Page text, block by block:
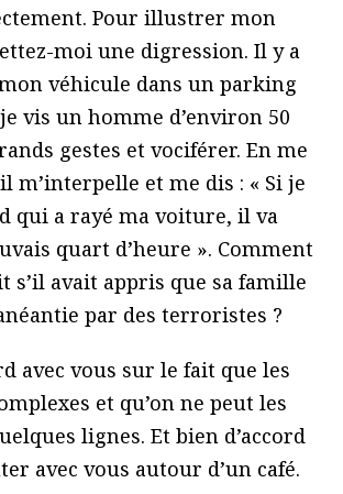
Pour illustrer mon
moi une digression. Il y a
véhicule dans un parking
vis un homme d’environ 50
gestes et vociférer. En me
m’interpelle et me dis : « Si je
qui a rayé ma voiture, il va
quart d’heure ». Comment
s’il avait appris que sa famille
par des terroristes ?
avec vous sur le fait que les
et qu’on ne peut les
lignes. Et bien d’accord
avec vous autour d’un café.